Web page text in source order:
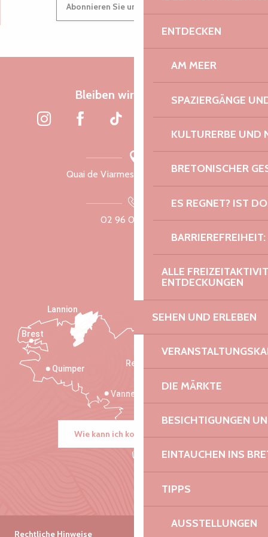
ENTDECKEN
AM MEER
SPAZIERGÄNGE
KULTURERBE UND
BRETONISCHER
ES REGNET? IST
ALLE
ENTDECKUNGEN
SEHEN UND ERLEBEN
DIE MÄRKTE
BESICHTIGUNGEN
EINTAUCHEN INS
TIPPS
AUSSTELLUNGEN
Abonnieren Sie unseren Newsletter
Bleiben wir verbunden
Quai de Viarmes, 22300 Lannion
02 96 05 60 70
Rennes
Vannes
Quimper
Lannion
Brest
Wie kann ich kommen?
Rechtliche Hinweise